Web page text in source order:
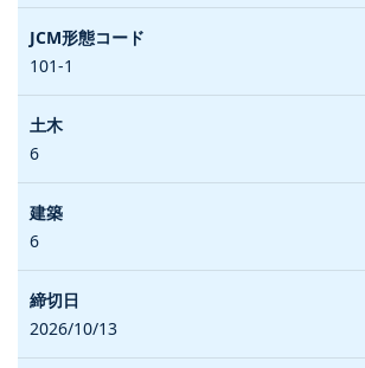
101-1
6
6
2026/10/13